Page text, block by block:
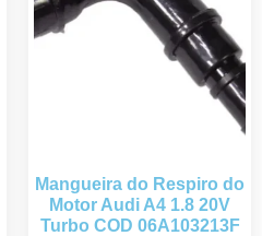
Mangueira do Respiro do
Motor Audi A4 1.8 20V
Turbo COD 06A103213F